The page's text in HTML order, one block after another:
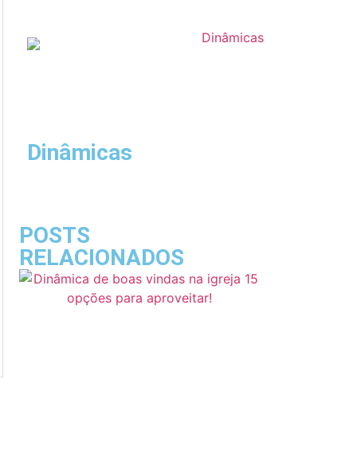
Dinâmicas
POSTS
RELACIONADOS